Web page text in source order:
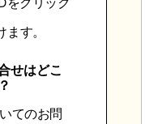
す。
せはどこ
てのお問